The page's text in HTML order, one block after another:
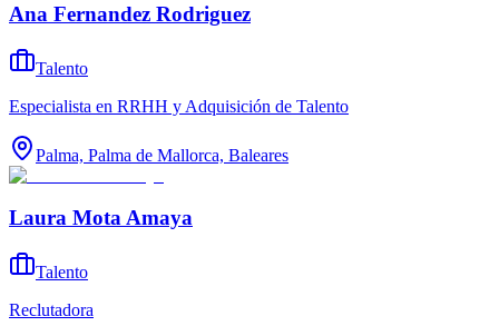
Ana Fernandez Rodriguez
Talento
Especialista en RRHH y Adquisición de Talento
Palma, Palma de Mallorca, Baleares
Laura Mota Amaya
Talento
Reclutadora